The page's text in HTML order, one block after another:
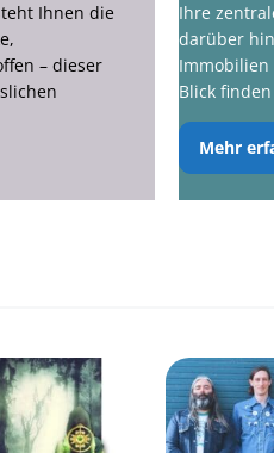
Ihnen die
– dieser
Ihre
darüber
Immobilien
Blick
Mehr